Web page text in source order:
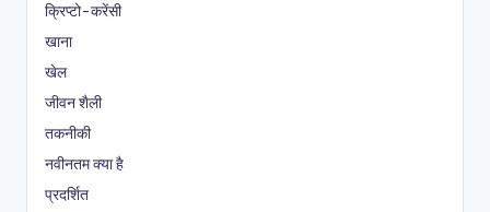
क्रिप्टो-करेंसी
खाना
खेल
जीवन शैली
तकनीकी
नवीनतम क्या है
प्रदर्शित